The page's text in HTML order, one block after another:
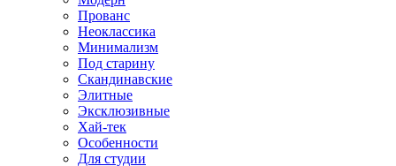
Прованс
Неоклассика
Минимализм
Под старину
Скандинавские
Элитные
Эксклюзивные
Хай-тек
Особенности
Для студии